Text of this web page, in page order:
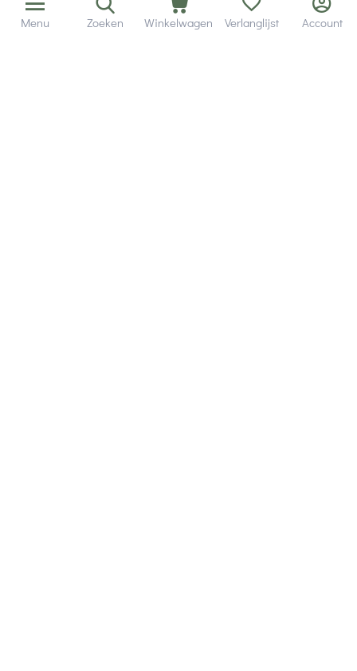
Menu Zoeken Winkelwagen Verlanglijst Account